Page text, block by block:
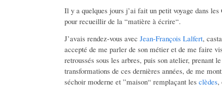
Il y a quelques jours j’ai fait un petit voyage dans les
pour recueillir de la “matière à écrire“.
J’avais rendez-vous avec Jean-François Lalfert,
accepté de me parler de son métier et de me faire
retroussés sous les arbres, puis son atelier, prenant
transformations de ces dernières années, de me
séchoir moderne et ”maison“ remplaçant les clèdes,